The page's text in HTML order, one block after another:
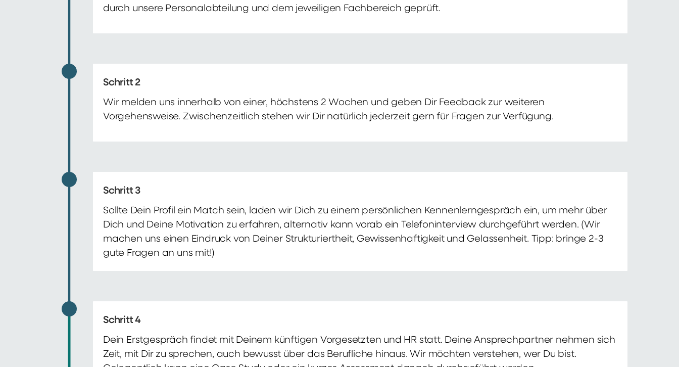
durch unsere Personalabteilung und dem jeweiligen Fachbereich geprüft.
Schritt 2
Wir melden uns innerhalb von einer, höchstens 2 Wochen und geben Dir Feedback zur weiteren
Vorgehensweise. Zwischenzeitlich stehen wir Dir natürlich jederzeit gern für Fragen zur Verfügung.
Schritt 3
Sollte Dein Profil ein Match sein, laden wir Dich zu einem persönlichen Kennenlerngespräch ein, um mehr über
Dich und Deine Motivation zu erfahren, alternativ kann vorab ein Telefoninterview durchgeführt werden. (Wir
machen uns einen Eindruck von Deiner Strukturiertheit, Gewissenhaftigkeit und Gelassenheit. Tipp: bringe 2-3
gute Fragen an uns mit!)
Schritt 4
Dein Erstgespräch findet mit Deinem künftigen Vorgesetzten und HR statt. Deine Ansprechpartner nehmen sich
Zeit, mit Dir zu sprechen, auch bewusst über das Berufliche hinaus. Wir möchten verstehen, wer Du bist.